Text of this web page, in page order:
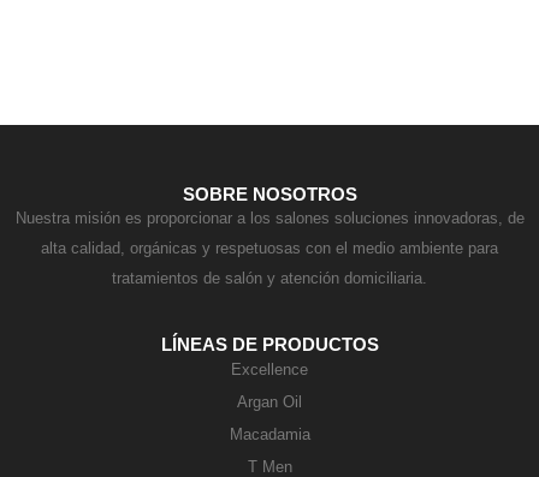
SOBRE NOSOTROS
Nuestra misión es proporcionar a los salones soluciones innovadoras, de
alta calidad, orgánicas y respetuosas con el medio ambiente para
tratamientos de salón y atención domiciliaria.
LÍNEAS DE PRODUCTOS
Excellence
Argan Oil
Macadamia
T Men